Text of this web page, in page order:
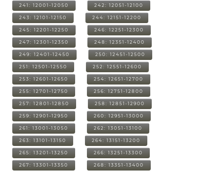
241: 12001-12050 242: 12051-12100
243: 12101-12150 244: 12151-12200
245: 12201-12250 246: 12251-12300
247: 12301-12350 248: 12351-12400
249: 12401-12450 250: 12451-12500
251: 12501-12550 252: 12551-12600
253: 12601-12650 254: 12651-12700
255: 12701-12750 256: 12751-12800
257: 12801-12850 258: 12851-12900
259: 12901-12950 260: 12951-13000
261: 13001-13050 262: 13051-13100
263: 13101-13150 264: 13151-13200
265: 13201-13250 266: 13251-13300
267: 13301-13350 268: 13351-13400